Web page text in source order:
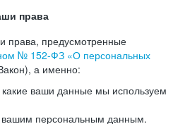
права
предусмотренные
№ 152-ФЗ «О персональных
а именно:
какие ваши данные мы используем
вашим персональным данным.